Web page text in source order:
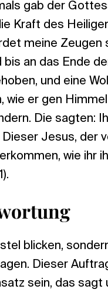
gab der
Kraft des
meine Zeugen
an das Ende
und eine
wie er gen
Die sagten:
Jesus, der
wie ihr
blicken,
Dieser
sein, das sagt